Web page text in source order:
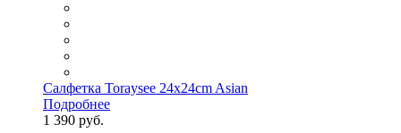
Салфетка Toraysee 24x24cm Asian
Подробнее
1 390 руб.